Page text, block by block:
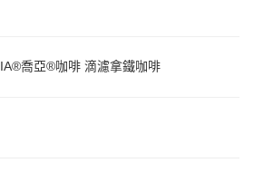
喬亞®咖啡 滴濾拿鐵咖啡